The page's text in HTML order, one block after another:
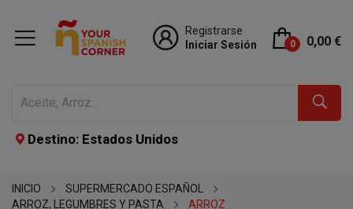
Registrarse
Iniciar Sesión
0 0,00 €
Destino: Estados Unidos
INICIO
SUPERMERCADO ESPAÑOL
ARROZ, LEGUMBRES Y PASTA
ARROZ